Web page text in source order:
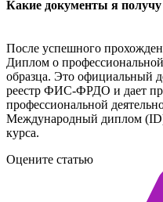
Какие документы я получу
После успешного
Диплом о
образца. Это официальный
реестр ФИС-ФРДО и дает
профессиональной
Международный диплом
курса.
Оцените статью